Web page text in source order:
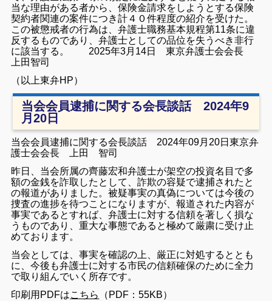
当な理由がある者から、保険金請求をしようとする保険
契約者関連の案件につき計４０件程度の紹介を受けた。
この被懲戒者の行為は、弁護士職務基本規程第11条に違
反するものであり、弁護士としての品位を失うべき非行
に該当する。 2025年3月14日 東京弁護士会会長
上田智司
（以上東弁HP）
当会会員逮捕に関する会長談話 2024年9
月20日
当会会員逮捕に関する会長談話 2024年09月20日東京弁
護士会会長 上田 智司
昨日、当会所属の齊藤宏和弁護士が架空の投資名目で多
額の金銭を詐取したとして、詐欺の容疑で逮捕されたと
の報道がありました。被疑事実の真偽については今後の
捜査の進捗を待つことになりますが、報道された内容が
事実であるとすれば、弁護士に対する信頼を著しく損な
うものであり、重大な事態であると極めて厳粛に受け止
めております。
当会としては、事実を確認の上、厳正に対処するととも
に、今後も弁護士に対する市民の信頼確保のために全力
で取り組んでいく所存です。
印刷用PDFはこちら
（PDF：55KB）